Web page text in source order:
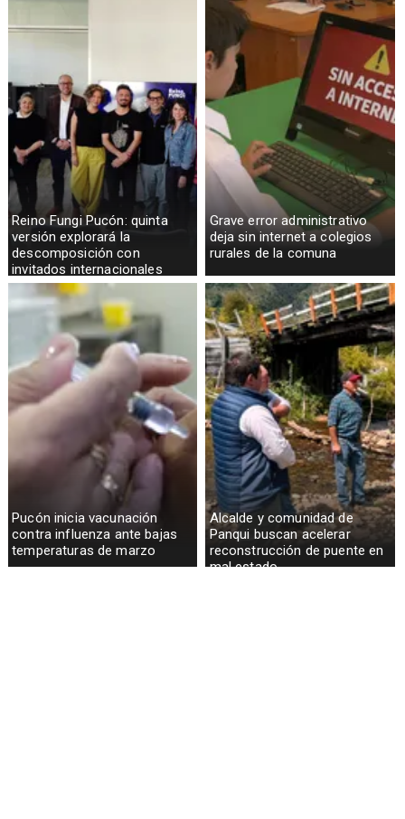
Reino Fungi Pucón: quinta
versión explorará la
descomposición con
invitados internacionales
Grave error administrativo
deja sin internet a colegios
rurales de la comuna
Pucón inicia vacunación
contra influenza ante bajas
temperaturas de marzo
Alcalde y comunidad de
Panqui buscan acelerar
reconstrucción de puente en
mal estado